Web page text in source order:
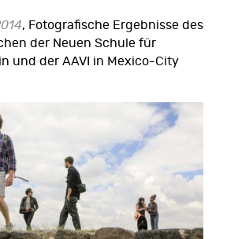
, Fotografische Ergebnisse des
der Neuen Schule für
und der AAVI in Mexico-City